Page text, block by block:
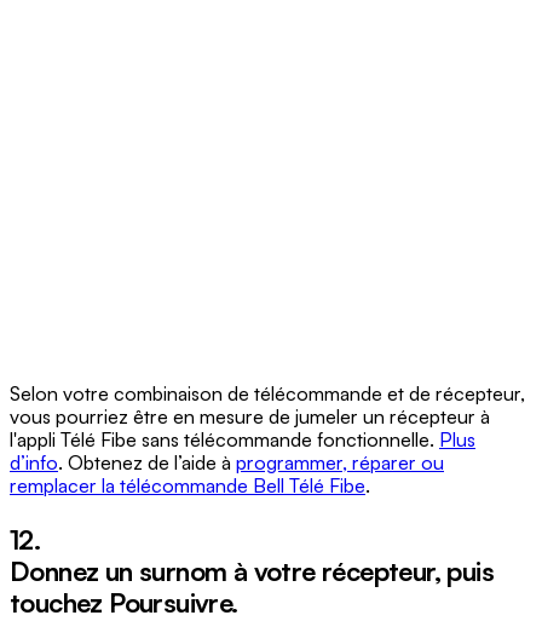
Selon votre combinaison de télécommande et de récepteur,
vous pourriez être en mesure de jumeler un récepteur à
l'appli Télé Fibe sans télécommande fonctionnelle. Plus
d’info. Obtenez de l’aide à programmer, réparer ou
remplacer la télécommande Bell Télé Fibe.
12.
Donnez un surnom à votre récepteur, puis
touchez Poursuivre.